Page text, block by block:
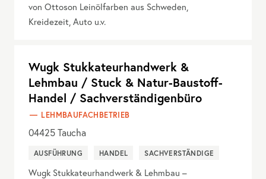
von Ottoson Leinölfarben aus Schweden,
Kreidezeit, Auto u.v.
Wugk Stukkateurhandwerk &
Lehmbau / Stuck & Natur-Baustoff-
Handel / Sachverständigenbüro
LEHMBAUFACHBETRIEB
04425Taucha
AUSFÜHRUNG HANDEL SACHVERSTÄNDIGE
Wugk Stukkateurhandwerk & Lehmbau –